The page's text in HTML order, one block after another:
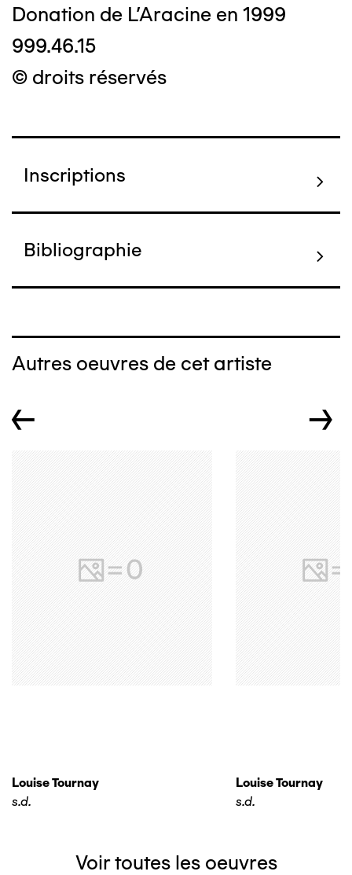
Donation de L'Aracine en 1999
999.46.15
© droits réservés
Inscriptions
Bibliographie
Autres oeuvres de cet artiste
← →
Louise Tournay
s.d.
Louise Tournay
s.d.
Voir toutes les oeuvres